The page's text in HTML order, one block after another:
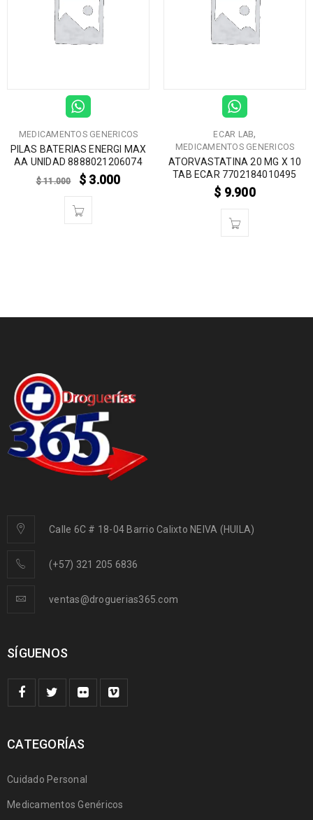
MEDICAMENTOS GENERICOS
PILAS BATERIAS ENERGI MAX
AA UNIDAD 8888021206074
$11.000 $ 3.000
ECAR LAB,
MEDICAMENTOS GENERICOS
ATORVASTATINA 20 MG X 10
TAB ECAR 7702184010495
$ 9.900
Calle 6C # 18-04 Barrio Calixto NEIVA (HUILA)
(+57) 321 205 6836
ventas@droguerias365.com
SÍGUENOS
CATEGORÍAS
Cuidado Personal
Medicamentos Genéricos